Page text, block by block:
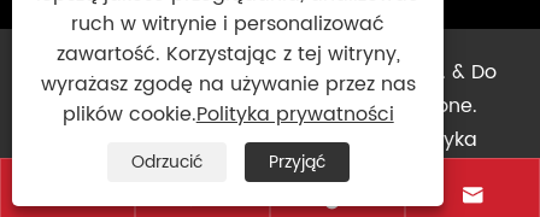
Copyright © 2025 Ningbo Thriseinsky Imp. & Do
potęgi. Co., Ltd. Wszelkie prawa zastrzeżone.
|RSS|XML
Polityka
prywatności|

ruch w witrynie i personalizować
zawartość. Korzystając z tej witryny,
wyrażasz zgodę na używanie przez nas
plików cookie.Polityka prywatności
Odrzucić Przyjąć